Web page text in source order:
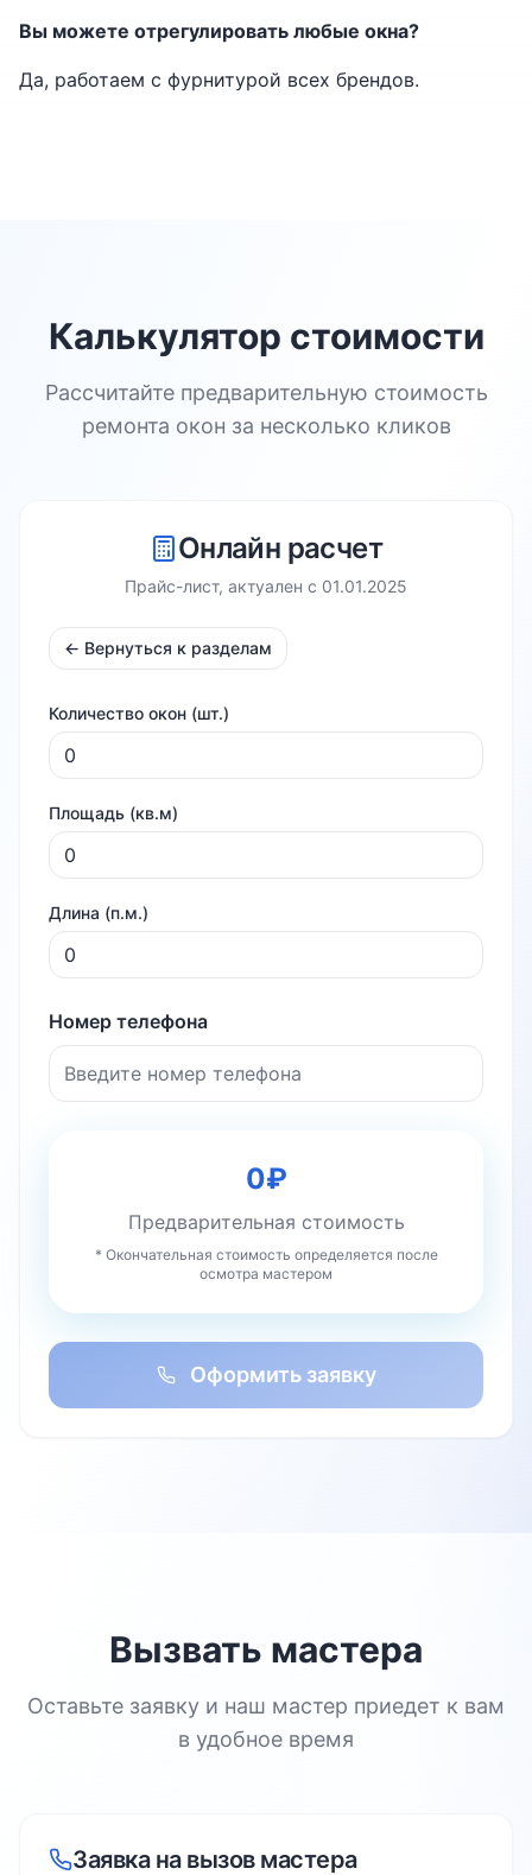
Вы можете отрегулировать любые окна?
Да, работаем с фурнитурой всех брендов.
Калькулятор стоимости
Рассчитайте предварительную стоимость
ремонта окон за несколько кликов
Онлайн расчет
Прайс-лист, актуален с 01.01.2025
← Вернуться к разделам
Количество окон (шт.)
Площадь (кв.м)
Длина (п.м.)
Номер телефона
0₽
Предварительная стоимость
* Окончательная стоимость определяется после
осмотра мастером
Оформить заявку
Вызвать мастера
Оставьте заявку и наш мастер приедет к вам
в удобное время
Заявка на вызов мастера